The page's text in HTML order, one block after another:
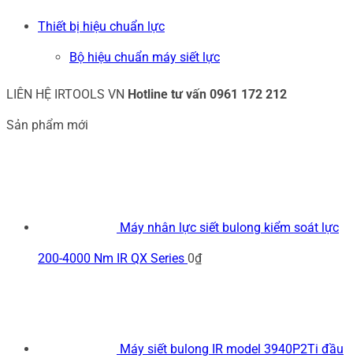
Thiết bị hiệu chuẩn lực
Bộ hiệu chuẩn máy siết lực
LIÊN HỆ IRTOOLS VN Hotline tư vấn 0961 172 212
Sản phẩm mới
Máy nhân lực siết bulong kiểm soát lực
200-4000 Nm IR QX Series 0₫
Máy siết bulong IR model 3940P2Ti đầu